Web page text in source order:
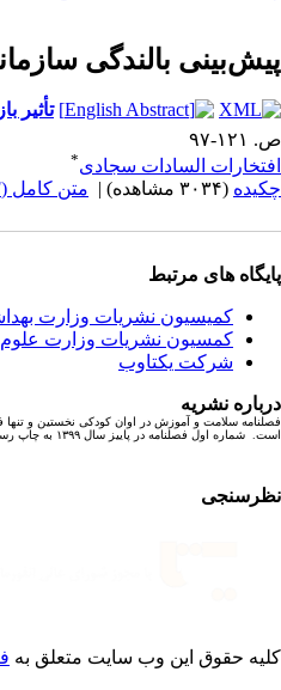
پیش‌بینی بالندگی
تأثیر
ص. ۱۲۱-۹۷
افتخارات السادات سجادی*
چکیده (۳۰۳۴ مشاهده) | متن کامل (PDF)
پایگاه های مرتبط
کمیسیون نشریات وزارت
کمسیون نشریات وزارت علوم
شرکت یکتاوب
درباره نشریه
فصلنامه سلامت و آموزش در اوان کودکی نخستین و
است. شماره اول فصلنامه در پاییز سال ۱۳۹۹ به چاپ رسید واز تاریخ به اکنون به صورت تناوب هر فصل شماره ای با ۶ مقاله پژوهشی به چاپ رسیده است.
نظرسنجی
کلیه حقوق این وب سایت متعلق به